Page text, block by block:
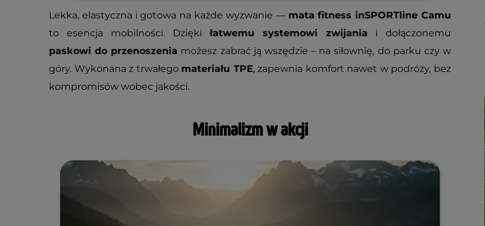
Lekka, elastyczna i gotowa na każde wyzwanie — mata fitness inSPORTline Camu
to esencja mobilności. Dzięki łatwemu systemowi zwijania i dołączonemu
paskowi do przenoszenia możesz zabrać ją wszędzie – na siłownię, do parku czy w
góry. Wykonana z trwałego materiału TPE, zapewnia komfort nawet w podróży, bez
kompromisów wobec jakości.
Minimalizm w akcji